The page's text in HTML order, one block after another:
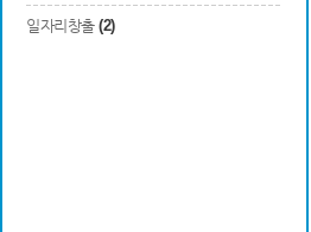
일자리창출 (2)